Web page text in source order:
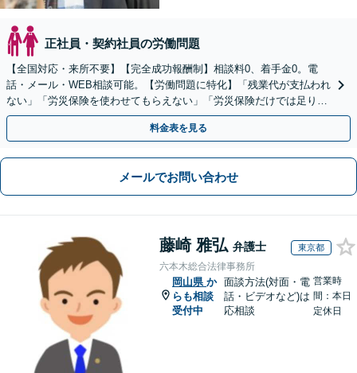
正社員・契約社員の労働問題
【全国対応・来所不要】【完全成功報酬制】相談料0、着手金0。電
話・メール・WEB相談可能。【労働問題に特化】「残業代が支払われ
ない」「労災保険を使わせてもらえない」「労災保険だけでは足りな
い。損害賠償請求したい」など労働問題はお任せを。
料金表を見る
メールでお問い合わせ
藤崎 雅弘 弁護士 東京都
六本木総合法律事務所
岡山県 か
らも相談
受付中
面談方法(対面・電
話・ビデオなど)は
応相談
営業時
間：本日
定休日